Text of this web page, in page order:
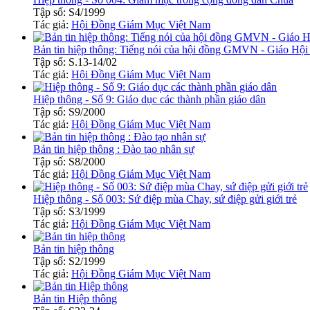
Tập số: S4/1999
Tác giả: Hội Đồng Giám Mục Việt Nam
Bản tin hiệp thông: Tiếng nói của hội đồng GMVN - Giáo Hội
Tập số: S.13-14/02
Tác giả: Hội Đồng Giám Mục Việt Nam
Hiệp thông - Số 9: Giáo dục các thành phần giáo dân
Tập số: S9/2000
Tác giả: Hội Đồng Giám Mục Việt Nam
Bản tin hiệp thông : Đào tạo nhân sự
Tập số: S8/2000
Tác giả: Hội Đồng Giám Mục Việt Nam
Hiệp thông - Số 003: Sứ điệp mùa Chay, sứ điệp gửi giới trẻ
Tập số: S3/1999
Tác giả: Hội Đồng Giám Mục Việt Nam
Bản tin hiệp thông
Tập số: S2/1999
Tác giả: Hội Đồng Giám Mục Việt Nam
Bản tin Hiệp thông